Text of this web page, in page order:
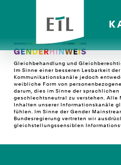
Gleichbehandlung und
Im Sinne einer besseren Lesbarkeit
Kommunikationskanäle jedoch
weibliche Form von
darum, dies im Sinne der
geschlechtsneutral zu verstehen. Alle
Inhalten unserer Informationskanäle
fühlen. Im Sinne der Gender
Bundesregierung vertreten wir
gleichstellungssensiblen